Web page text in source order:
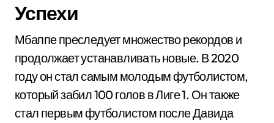
Успехи
Мбаппе преследует множество рекордов и
продолжает устанавливать новые. В 2020
году он стал самым молодым футболистом,
который забил 100 голов в Лиге 1. Он также
стал первым футболистом после Давида